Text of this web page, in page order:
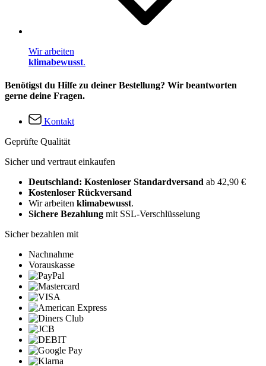
Wir arbeiten
klimabewusst.
Benötigst du Hilfe zu deiner Bestellung? Wir beantworten
gerne deine Fragen.
Kontakt
Geprüfte Qualität
Sicher und vertraut einkaufen
Deutschland: Kostenloser Standardversand ab 42,90 €
Kostenloser Rückversand
Wir arbeiten klimabewusst.
Sichere Bezahlung mit SSL-Verschlüsselung
Sicher bezahlen mit
Nachnahme
Vorauskasse